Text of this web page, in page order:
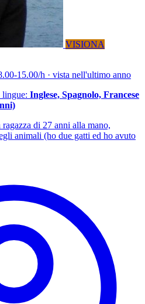
VISIONA
15.00/h · vista nell'ultimo anno
lingue: Inglese, Spagnolo, Francese
di 27 anni alla mano,
animali (ho due gatti ed ho avuto